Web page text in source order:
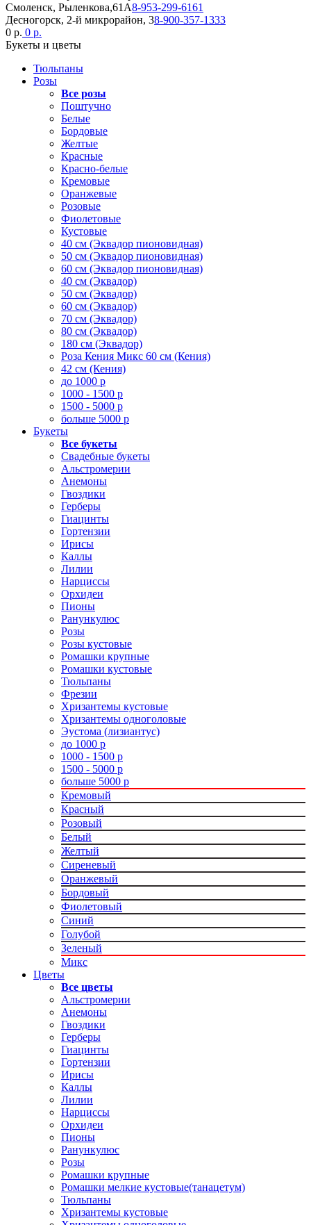
Смоленск, Рыленкова,61А8-953-299-6161
Десногорск, 2-й микрорайон, 38-900-357-1333
0 р. 0 р.
Букеты и цветы
Тюльпаны
Розы
Все розы
Поштучно
Белые
Бордовые
Желтые
Красные
Красно-белые
Кремовые
Оранжевые
Розовые
Фиолетовые
Кустовые
40 см (Эквадор пионовидная)
50 см (Эквадор пионовидная)
60 см (Эквадор пионовидная)
40 см (Эквадор)
50 см (Эквадор)
60 см (Эквадор)
70 см (Эквадор)
80 см (Эквадор)
180 см (Эквадор)
Роза Кения Микс 60 см (Кения)
42 см (Кения)
до 1000 р
1000 - 1500 р
1500 - 5000 р
больше 5000 р
Букеты
Все букеты
Свадебные букеты
Альстромерии
Анемоны
Гвоздики
Герберы
Гиацинты
Гортензии
Ирисы
Каллы
Лилии
Нарциссы
Орхидеи
Пионы
Ранункулюс
Розы
Розы кустовые
Ромашки крупные
Ромашки кустовые
Тюльпаны
Фрезии
Хризантемы кустовые
Хризантемы одноголовые
Эустома (лизиантус)
до 1000 р
1000 - 1500 р
1500 - 5000 р
больше 5000 р
Кремовый
Красный
Розовый
Белый
Желтый
Сиреневый
Оранжевый
Бордовый
Фиолетовый
Синий
Голубой
Зеленый
Микс
Цветы
Все цветы
Альстромерии
Анемоны
Гвоздики
Герберы
Гиацинты
Гортензии
Ирисы
Каллы
Лилии
Нарциссы
Орхидеи
Пионы
Ранункулюс
Розы
Ромашки крупные
Ромашки мелкие кустовые(танацетум)
Тюльпаны
Хризантемы кустовые